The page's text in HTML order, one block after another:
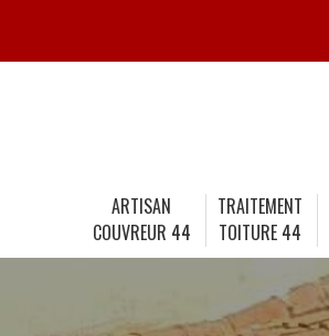
ARTISAN
COUVREUR 44
TRAITEMENT
TOITURE 44